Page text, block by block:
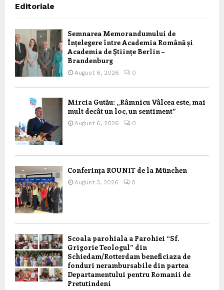
Editoriale
Semnarea Memorandumului de
Înțelegere între Academia Română și
Academia de Științe Berlin –
Brandenburg
August 6, 2026 0
Mircia Gutău: „Râmnicu Vâlcea este, mai
mult decât un loc, un sentiment”
August 6, 2026 0
Conferința ROUNIT de la München
August 3, 2026 0
Scoala parohiala a Parohiei “Sf.
Grigorie Teologul” din
Schiedam/Rotterdam beneficiaza de
fonduri nerambursabile din partea
Departamentului pentru Romanii de
Pretutindeni